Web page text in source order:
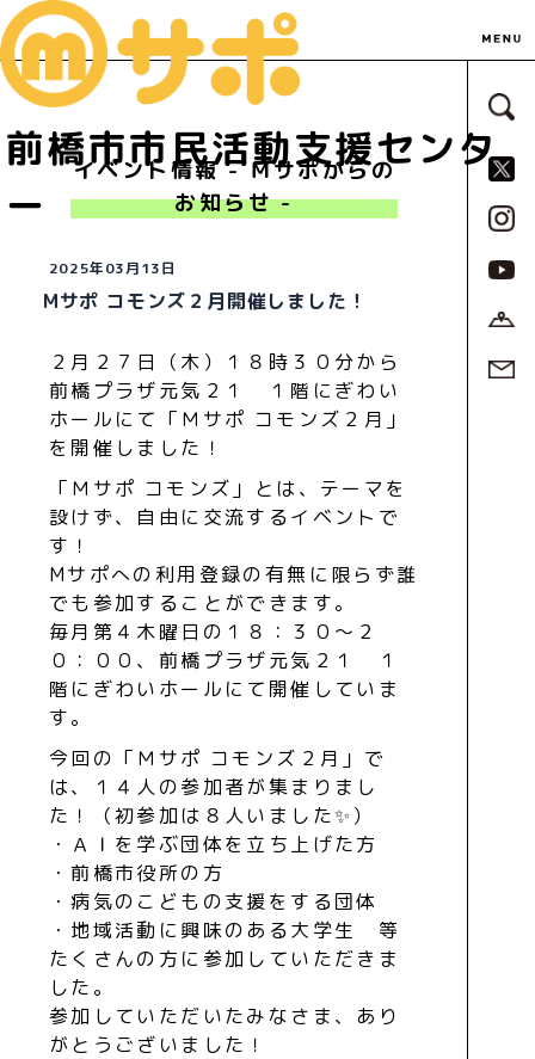
前橋市市民活動支援センタ
ー
サ
イベント情報 - Ｍサポからの
お知らせ -
2025年03月13日
Mサポ コモンズ２月開催しました！
２月２７日（木）１８時３０分から
前橋プラザ元気２１ １階にぎわい
ホールにて「Ｍサポ コモンズ２月」
を開催しました！
「Ｍサポ コモンズ」とは、テーマを
設けず、自由に交流するイベントで
す！
Mサポへの利用登録の有無に限らず誰
でも参加することができます。
毎月第４木曜日の１８：３０～２
０：００、前橋プラザ元気２１ １
階にぎわいホールにて開催していま
す。
今回の「Ｍサポ コモンズ２月」で
は、１４人の参加者が集まりまし
た！（初参加は８人いました✨）
・ＡＩを学ぶ団体を立ち上げた方
・前橋市役所の方
・病気のこどもの支援をする団体
・地域活動に興味のある大学生 等
たくさんの方に参加していただきま
した。
参加していただいたみなさま、あり
がとうございました！